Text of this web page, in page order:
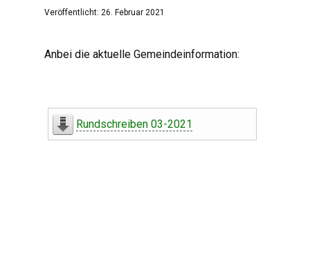
Veröffentlicht: 26. Februar 2021
Anbei die aktuelle Gemeindeinformation:
Rundschreiben 03-2021